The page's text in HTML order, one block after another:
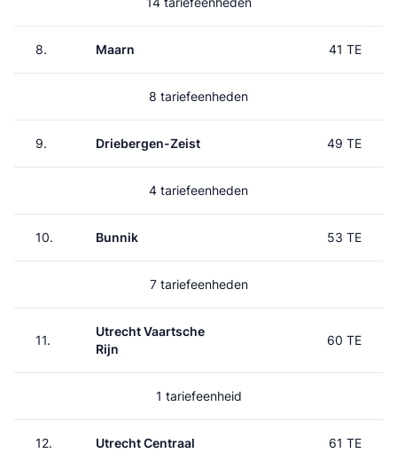
8. Maarn 41 TE
8 tariefeenheden
9. Driebergen-Zeist 49 TE
4 tariefeenheden
10. Bunnik 53 TE
7 tariefeenheden
11.
Utrecht Vaartsche
Rijn
60 TE
1 tariefeenheid
12. Utrecht Centraal 61 TE